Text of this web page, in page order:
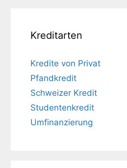
Kreditarten
Kredite von Privat
Pfandkredit
Schweizer Kredit
Studentenkredit
Umfinanzierung